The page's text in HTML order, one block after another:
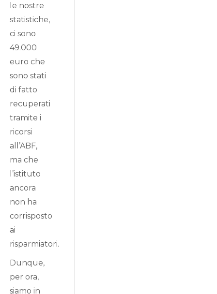
le nostre
statistiche,
ci sono
49.000
euro che
sono stati
di fatto
recuperati
tramite i
ricorsi
all’ABF,
ma che
l’istituto
ancora
non ha
corrisposto
ai
risparmiatori.
Dunque,
per ora,
siamo in